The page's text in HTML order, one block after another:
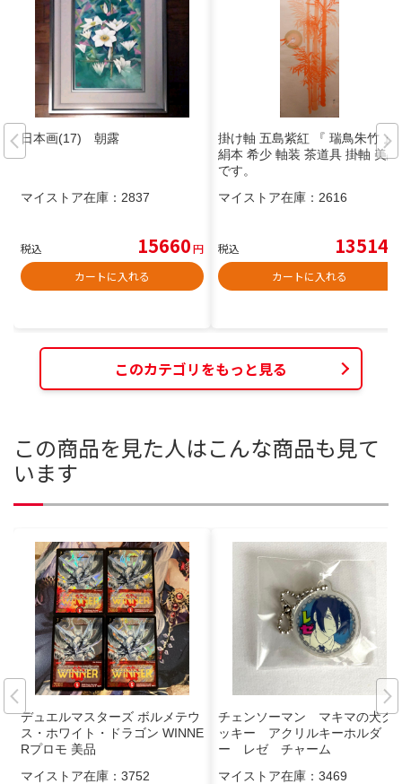
日本画(17) 朝露
マイストア在庫： 2837
税込 15660円
カートに入れる
掛け軸 五島紫紅 『 瑞鳥朱竹 』
絹本 希少 軸装 茶道具 掛軸 美品
です。
マイストア在庫： 2616
税込 13514
カートに入れる
このカテゴリをもっと見る
この商品を見た人はこんな商品も見て
います
デュエルマスターズ ボルメテウ
ス・ホワイト・ドラゴン WINNE
Rプロモ 美品
マイストア在庫： 3752
チェンソーマン マキマの犬ク
ッキー アクリルキーホルダ
ー レゼ チャーム
マイストア在庫： 3469